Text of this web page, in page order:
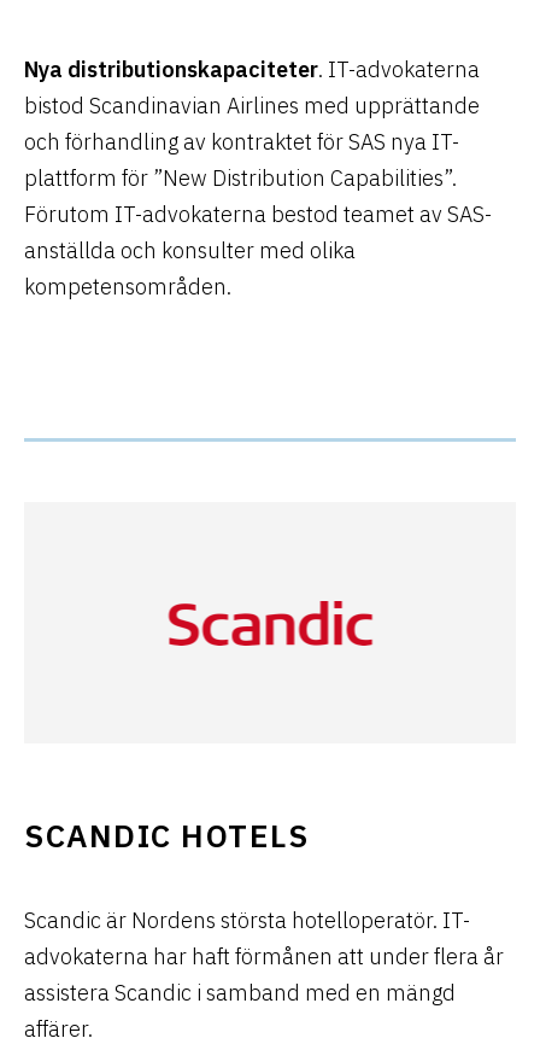
Nya distributionskapaciteter. IT-advokaterna
bistod Scandinavian Airlines med upprättande
och förhandling av kontraktet för SAS nya IT-
plattform för ”New Distribution Capabilities”.
Förutom IT-advokaterna bestod teamet av SAS-
anställda och konsulter med olika
kompetensområden.
SCANDIC HOTELS
Scandic är Nordens största hotelloperatör. IT-
advokaterna har haft förmånen att under flera år
assistera Scandic i samband med en mängd
affärer.